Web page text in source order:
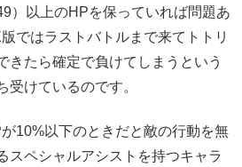
）以上のHPを保っていれば問題あ
ではラストバトルまで来てトトリ
きたら確定で負けてしまうという
受けているのです。
10%以下のときだと敵の行動を無
スペシャルアシストを持つキャラ